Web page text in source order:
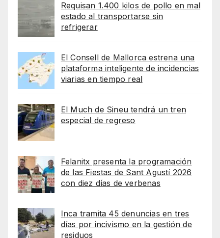
Requisan 1.400 kilos de pollo en mal
estado al transportarse sin
refrigerar
El Consell de Mallorca estrena una
plataforma inteligente de incidencias
viarias en tiempo real
El Much de Sineu tendrá un tren
especial de regreso
Felanitx presenta la programación
de las Fiestas de Sant Agustí 2026
con diez días de verbenas
Inca tramita 45 denuncias en tres
días por incivismo en la gestión de
residuos